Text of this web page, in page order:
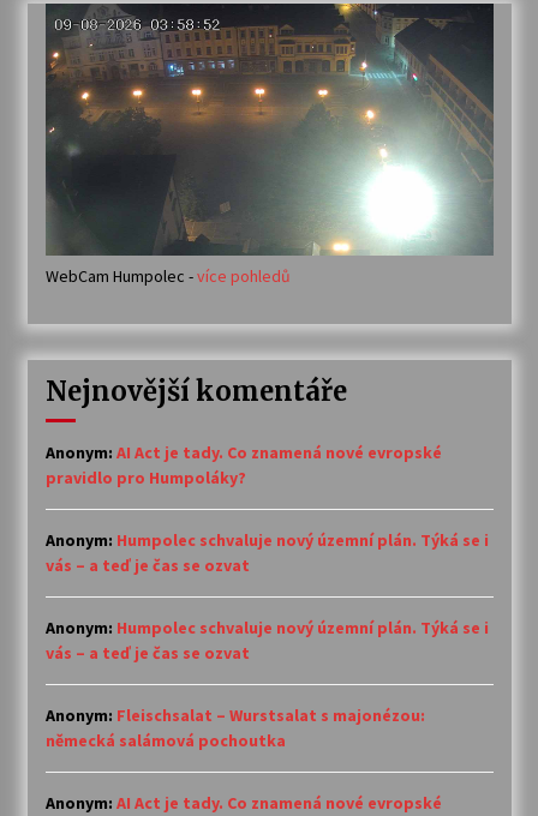
WebCam Humpolec -více pohledů
Nejnovější komentáře
Anonym: AI Act je tady. Co znamená nové evropské
pravidlo pro Humpoláky?
Anonym: Humpolec schvaluje nový územní plán. Týká se i
vás – a teď je čas se ozvat
Anonym: Humpolec schvaluje nový územní plán. Týká se i
vás – a teď je čas se ozvat
Anonym: Fleischsalat – Wurstsalat s majonézou:
německá salámová pochoutka
Anonym: AI Act je tady. Co znamená nové evropské